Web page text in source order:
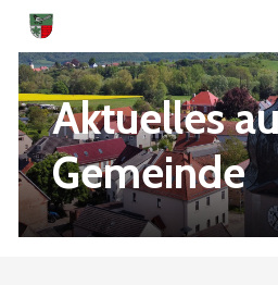
Skip
main
contentAktuelles
Gemeinde